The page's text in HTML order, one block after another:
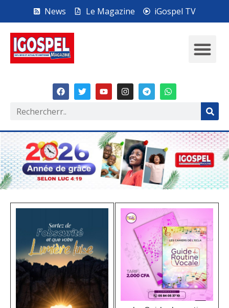
News Le Magazine iGospel TV